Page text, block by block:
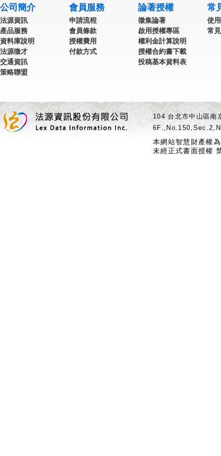
公司簡介
法源資訊
產品服務
資料庫說明
法源徵才
交通資訊
策略聯盟
會員服務
申請流程
會員條款
授權費用
付款方式
論著授權
徵集論著
啟用授權專區
權利金計算說明
授權合約書下載
投稿基本資料表
常
使
常
104 台北市中山區
本網站智慧財產權
未經正式書面授權